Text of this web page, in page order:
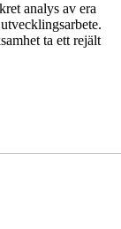
analys av era
ta ett rejält